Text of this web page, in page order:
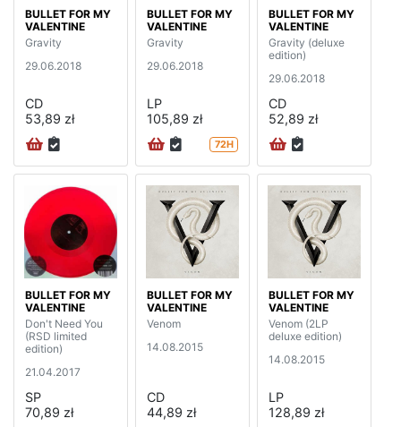
BULLET FOR MY
VALENTINE
Gravity
29.06.2018
CD
53,89 zł
BULLET FOR MY
VALENTINE
Gravity
29.06.2018
LP
105,89 zł
72H
BULLET FOR MY
VALENTINE
Gravity (deluxe
edition)
29.06.2018
CD
52,89 zł
BULLET FOR MY
VALENTINE
Don't Need You
(RSD limited
edition)
21.04.2017
SP
70,89 zł
BULLET FOR MY
VALENTINE
Venom
14.08.2015
CD
44,89 zł
BULLET FOR MY
VALENTINE
Venom (2LP
deluxe edition)
14.08.2015
LP
128,89 zł